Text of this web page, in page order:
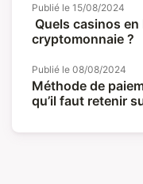
Publié le 15/08/2024
Quels casinos
cryptomonnaie ?
Publié le 08/08/2024
Méthode de
qu’il faut retenir